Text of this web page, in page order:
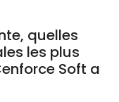
quelles
les plus
Soft a